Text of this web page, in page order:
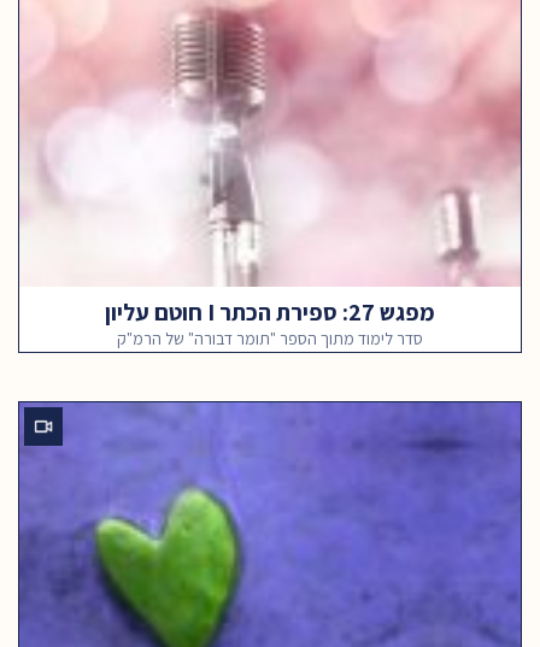
מפגש 27: ספירת הכתר I חוטם עליון
סדר לימוד מתוך הספר "תומר דבורה" של הרמ"ק